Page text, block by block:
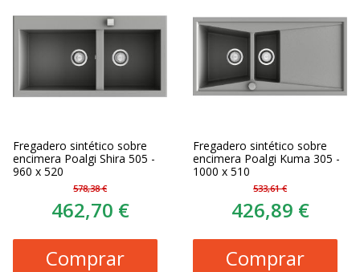
Fregadero sintético sobre
encimera Poalgi Shira 505 -
960 x 520
578,38 €
462,70 €
Comprar
Fregadero sintético sobre
encimera Poalgi Kuma 305 -
1000 x 510
533,61 €
426,89 €
Comprar